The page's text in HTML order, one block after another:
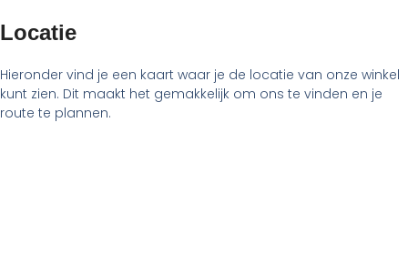
Locatie
Hieronder vind je een kaart waar je de locatie van onze winkel
kunt zien. Dit maakt het gemakkelijk om ons te vinden en je
route te plannen.